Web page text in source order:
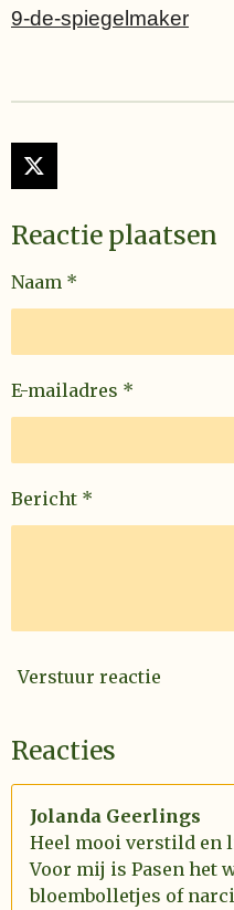
9-de-spiegelmaker
X
Reactie plaatsen
Naam *
E-mailadres *
Bericht *
Verstuur reactie
Reacties
Jolanda Geerlings
Heel mooi verstild en
Voor mij is Pasen het
bloembolletjes of